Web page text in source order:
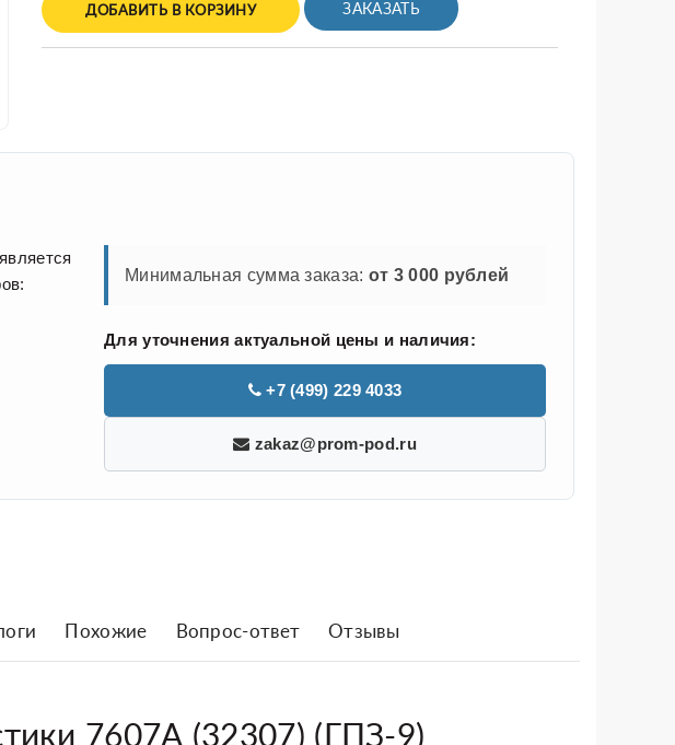
ДОБАВИТЬ В КОРЗИНУ ЗАКАЗАТЬ
является
Минимальная сумма заказа: от 3 000 рублей
Для уточнения актуальной цены и наличия:
+7 (499) 229 4033
zakaz@prom-pod.ru
Похожие Вопрос-ответ Отзывы
7607А (32307) (ГПЗ-9)